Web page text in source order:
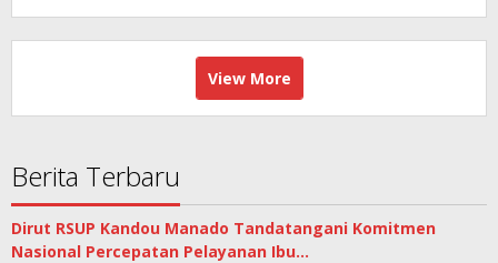
View More
Berita Terbaru
Dirut RSUP Kandou Manado Tandatangani Komitmen
Nasional Percepatan Pelayanan Ibu…